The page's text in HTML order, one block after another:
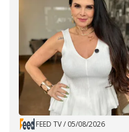
FEED TV/ 05/08/2026